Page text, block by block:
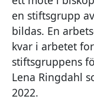
en stiftsgrupp
bildas. En
kvar i arbetet
stiftsgruppens
Lena Ringdahl
2022.